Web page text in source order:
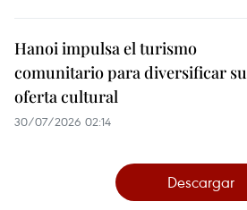
Hanoi impulsa el turismo
comunitario para diversificar su
oferta cultural
30/07/2026 02:14
Descargar